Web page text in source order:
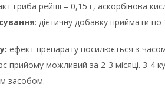
гриба рейші – 0,15 г, аскорбінова
: дієтичну добавку приймати
ефект препарату посилюється з
прийому можливий за 2-3 місяці. 3-4
засобом.